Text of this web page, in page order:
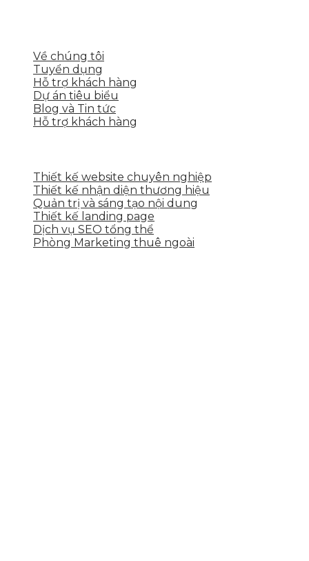
Về chúng tôi
Tuyển dụng
Hỗ trợ khách hàng
Dự án tiêu biểu
Blog và Tin tức
Hỗ trợ khách hàng
Thiết kế website chuyên nghiệp
Thiết kế nhận diện thương hiệu
Quản trị và sáng tạo nội dung
Thiết kế landing page
Dịch vụ SEO tổng thể
Phòng Marketing thuê ngoài